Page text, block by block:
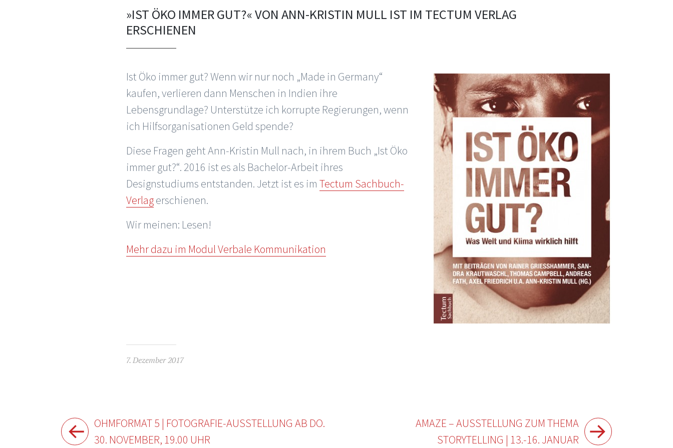
»IST ÖKO IMMER GUT?« VON ANN-KRISTIN MULL IST IM TECTUM VERLAG
ERSCHIENEN
Ist Öko immer gut? Wenn wir nur noch „Made in Germany“
kaufen, verlieren dann Menschen in Indien ihre
Lebensgrundlage? Unterstütze ich korrupte Regierungen, wenn
ich Hilfsorganisationen Geld spende?
Diese Fragen geht Ann-Kristin Mull nach, in ihrem Buch „Ist Öko
immer gut?“. 2016 ist es als Bachelor-Arbeit ihres
Designstudiums entstanden. Jetzt ist es im Tectum Sachbuch-
Verlagerschienen.
Wir meinen: Lesen!
Mehr dazu im Modul Verbale Kommunikation
7. Dezember 2017
Beitragsnavigation
OHMFORMAT 5 | FOTOGRAFIE-AUSSTELLUNG AB DO.
30. NOVEMBER, 19.00 UHR
AMAZE – AUSSTELLUNG ZUM THEMA
STORYTELLING | 13.-16. JANUAR